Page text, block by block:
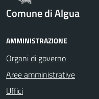
Comune di Algua
AMMINISTRAZIONE
Organi di governo
Aree amministrative
Uffici